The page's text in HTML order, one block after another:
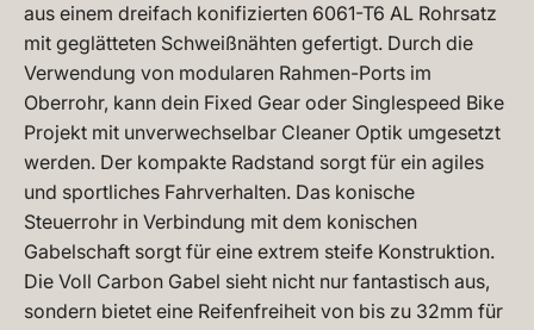
aus einem dreifach konifizierten 6061-T6 AL Rohrsatz
mit geglätteten Schweißnähten gefertigt. Durch die
Verwendung von modularen Rahmen-Ports im
Oberrohr, kann dein Fixed Gear oder Singlespeed Bike
Projekt mit unverwechselbar Cleaner Optik umgesetzt
werden. Der kompakte Radstand sorgt für ein agiles
und sportliches Fahrverhalten. Das konische
Steuerrohr in Verbindung mit dem konischen
Gabelschaft sorgt für eine extrem steife Konstruktion.
Die Voll Carbon Gabel sieht nicht nur fantastisch aus,
sondern bietet eine Reifenfreiheit von bis zu 32mm für